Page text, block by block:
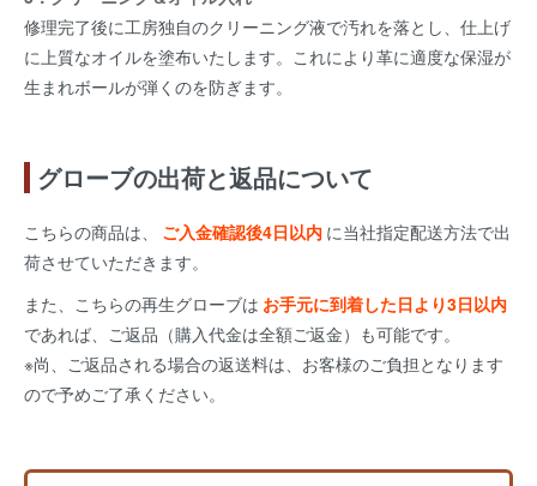
修理完了後に工房独自のクリーニング液で汚れを落とし、仕上げ
に上質なオイルを塗布いたします。これにより革に適度な保湿が
生まれボールが弾くのを防ぎます。
グローブの出荷と返品について
こちらの商品は、 ご入金確認後4日以内 に当社指定配送方法で出
荷させていただきます。
また、こちらの再生グローブは お手元に到着した日より3日以内
であれば、ご返品（購入代金は全額ご返金）も可能です。
※尚、ご返品される場合の返送料は、お客様のご負担となります
ので予めご了承ください。